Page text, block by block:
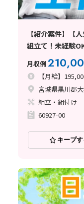
【紹介案件】【
組立て！未経験
月収例
【月給】
宮城県黒川郡
組立・組付け
60927-00
キープす